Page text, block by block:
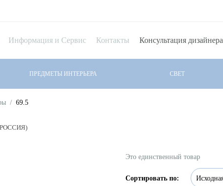
Информация и Сервис Контакты Консультация дизайнера
ПРЕДМЕТЫ ИНТЕРЬЕРА СВЕТ
/ 69.5
Это единственный товар